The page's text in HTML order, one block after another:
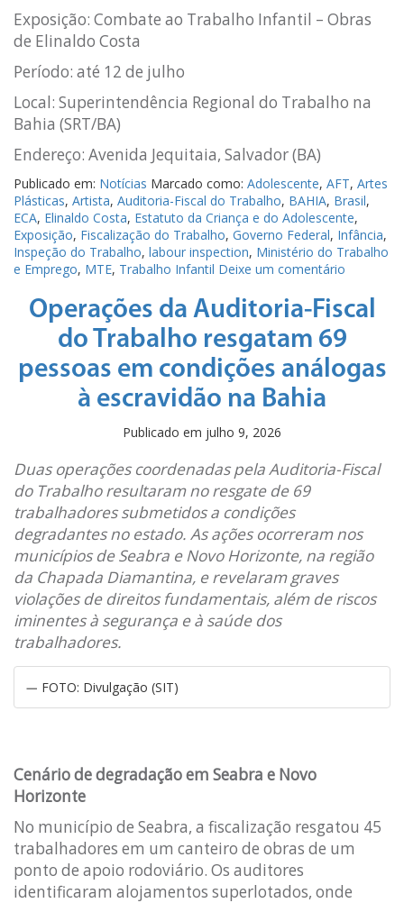
Exposição: Combate ao Trabalho Infantil – Obras
de Elinaldo Costa
Período: até 12 de julho
Local: Superintendência Regional do Trabalho na
Bahia (SRT/BA)
Endereço: Avenida Jequitaia, Salvador (BA)
Publicado em: Notícias Marcado como: Adolescente, AFT, Artes
Plásticas, Artista, Auditoria-Fiscal do Trabalho, BAHIA, Brasil,
ECA, Elinaldo Costa, Estatuto da Criança e do Adolescente,
Exposição, Fiscalização do Trabalho, Governo Federal, Infância,
Inspeção do Trabalho, labour inspection, Ministério do Trabalho
e Emprego, MTE, Trabalho Infantil Deixe um comentário
Operações da Auditoria-Fiscal
do Trabalho resgatam 69
pessoas em condições análogas
à escravidão na Bahia
Publicado em julho 9, 2026
Duas operações coordenadas pela Auditoria-Fiscal
do Trabalho resultaram no resgate de 69
trabalhadores submetidos a condições
degradantes no estado. As ações ocorreram nos
municípios de Seabra e Novo Horizonte, na região
da Chapada Diamantina, e revelaram graves
violações de direitos fundamentais, além de riscos
iminentes à segurança e à saúde dos
trabalhadores.
FOTO: Divulgação (SIT)
Cenário de degradação em Seabra e Novo
Horizonte
No município de Seabra, a fiscalização resgatou 45
trabalhadores em um canteiro de obras de um
ponto de apoio rodoviário. Os auditores
identificaram alojamentos superlotados, onde